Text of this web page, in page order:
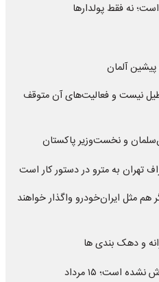
نه فقط پولدارها
آلمان
نیست و فعالیت‌های آن متوقف
و نخست‌وزیر پاکستان
تهران به مترو در دستور کار است
مثل ایران‌خودرو واگذار خواهند
و دهک بندی ها
است؛ ۱۵ مرداد